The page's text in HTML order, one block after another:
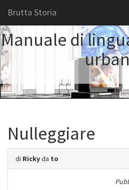
Brutta Storia
Manuale di
Nulleggiare
di Rickyda to